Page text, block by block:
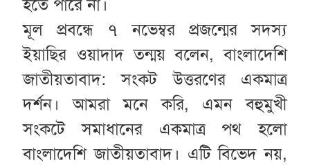
হতে পারে না।
মূল প্রবন্ধে ৭ নভেম্বর প্রজন্মের সদস্য
ইয়াছির ওয়াদাদ তন্ময় বলেন, বাংলাদেশি
জাতীয়তাবাদ: সংকট উত্তরণের একমাত্র
দর্শন। আমরা মনে করি, এমন বহুমুখী
সংকটে সমাধানের একমাত্র পথ হলো
বাংলাদেশি জাতীয়তাবাদ। এটি বিভেদ নয়,